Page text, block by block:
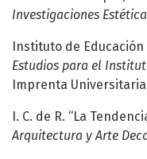
Investigaciones
Instituto de Educación
Estudios para el
Imprenta
I. C. de R. “La
Arquitectura y Arte